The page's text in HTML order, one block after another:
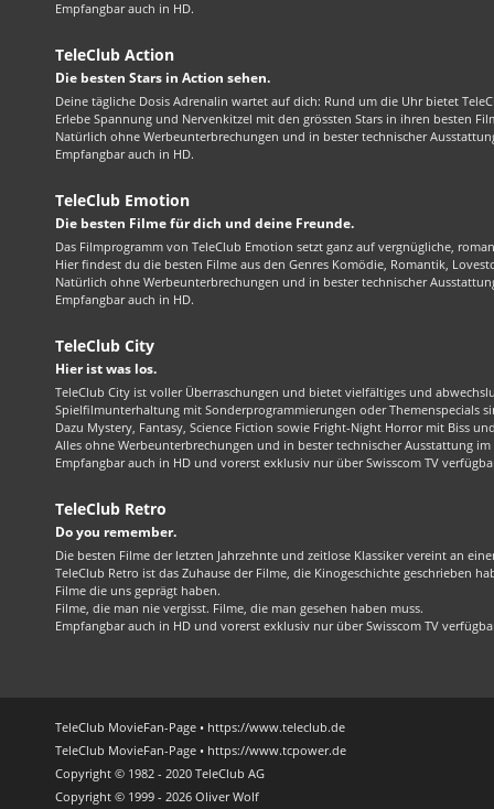
Empfangbar auch in HD.
TeleClub Action
Die besten Stars in Action sehen.
Deine tägliche Dosis Adrenalin wartet auf dich: Rund um die Uhr bietet
Erlebe Spannung und Nervenkitzel mit den grössten Stars in ihren besten
Natürlich ohne Werbeunterbrechungen und in bester technischer
Empfangbar auch in HD.
TeleClub Emotion
Die besten Filme für dich und deine Freunde.
Das Filmprogramm von TeleClub Emotion setzt ganz auf vergnügliche,
Hier findest du die besten Filme aus den Genres Komödie, Romantik,
Natürlich ohne Werbeunterbrechungen und in bester technischer
Empfangbar auch in HD.
TeleClub City
Hier ist was los.
TeleClub City ist voller Überraschungen und bietet vielfältiges und
Spielfilmunterhaltung mit Sonderprogrammierungen oder Themenspecials
Dazu Mystery, Fantasy, Science Fiction sowie Fright-Night Horror mit Biss
Alles ohne Werbeunterbrechungen und in bester technischer Ausstattung
Empfangbar auch in HD und vorerst exklusiv nur über Swisscom TV
TeleClub Retro
Do you remember.
Die besten Filme der letzten Jahrzehnte und zeitlose Klassiker vereint an
TeleClub Retro ist das Zuhause der Filme, die Kinogeschichte geschrieben
Filme die uns geprägt haben.
Filme, die man nie vergisst. Filme, die man gesehen haben muss.
Empfangbar auch in HD und vorerst exklusiv nur über Swisscom TV
TeleClub MovieFan-Page • https://www.teleclub.de
TeleClub MovieFan-Page • https://www.tcpower.de
Copyright © 1982 - 2020 TeleClub AG
Copyright © 1999 - 2026 Oliver Wolf